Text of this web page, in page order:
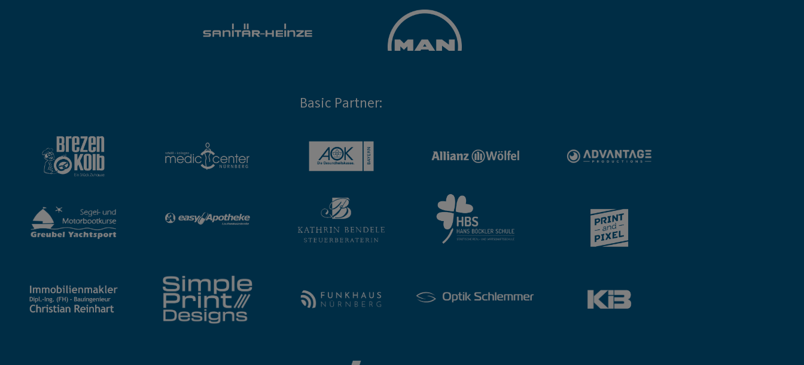
Basic Partner: